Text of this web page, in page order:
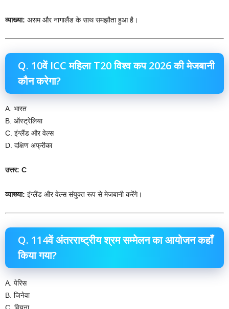
व्याख्या: असम और नागालैंड के साथ समझौता हुआ है।
Q. 10वें ICC महिला T20 विश्व कप 2026 की मेजबानी
कौन करेगा?
A. भारत
B. ऑस्ट्रेलिया
C. इंग्लैंड और वेल्स
D. दक्षिण अफ्रीका
उत्तर: C
व्याख्या: इंग्लैंड और वेल्स संयुक्त रूप से मेजबानी करेंगे।
Q. 114वें अंतरराष्ट्रीय श्रम सम्मेलन का आयोजन कहाँ
किया गया?
A. पेरिस
B. जिनेवा
C. वियना